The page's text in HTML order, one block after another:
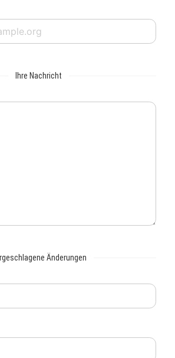
Ihre Nachricht
Änderungen